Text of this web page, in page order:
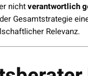
nichtverantwortlich
Gesamtstrategie
Relevanz.